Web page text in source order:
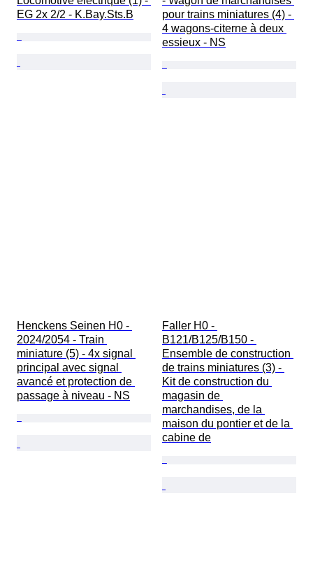
EG 2x 2/2 - K.Bay.Sts.B
pour trains miniatures (4) -
4 wagons-citerne à deux
essieux - NS
Henckens Seinen H0 -
2024/2054 - Train
miniature (5) - 4x signal
principal avec signal
avancé et protection de
passage à niveau - NS
Faller H0 -
B121/B125/B150 -
Ensemble de construction
de trains miniatures (3) -
Kit de construction du
magasin de
marchandises, de la
maison du pontier et de la
cabine de